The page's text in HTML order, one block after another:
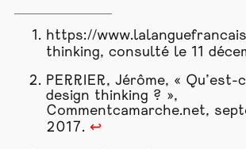
https://
thinking, consulté le 11
PERRIER, Jérôme, « Qu’est-
design thinking ? »,
Commentcamarche.net,
2017. ↩